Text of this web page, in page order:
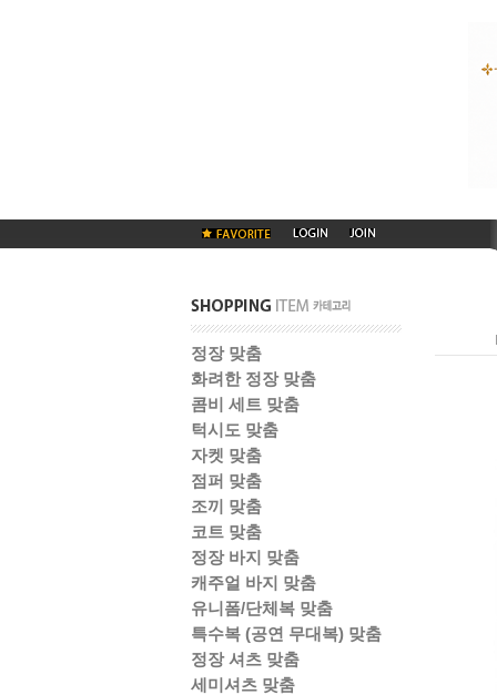
정장 맞춤
화려한 정장 맞춤
콤비 세트 맞춤
턱시도 맞춤
자켓 맞춤
점퍼 맞춤
조끼 맞춤
코트 맞춤
정장 바지 맞춤
캐주얼 바지 맞춤
유니폼/단체복 맞춤
특수복 (공연 무대복) 맞춤
정장 셔츠 맞춤
세미셔츠 맞춤